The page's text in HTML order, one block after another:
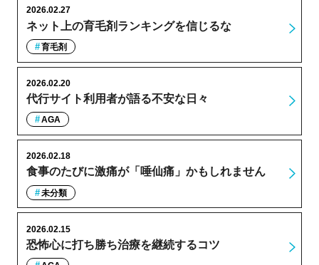
ネット上の育毛剤ランキングを信じるな
2026.02.27
育毛剤
代行サイト利用者が語る不安な日々
2026.02.20
AGA
食事のたびに激痛が「唾仙痛」かもしれません
2026.02.18
未分類
恐怖心に打ち勝ち治療を継続するコツ
2026.02.15